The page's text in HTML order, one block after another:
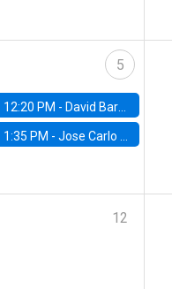
5
12:20 PM - David Bardey, Universidad de los Andes - CEDE
1:35 PM -Jose Carlo Bermudez, UC (ME) & World Bank
12